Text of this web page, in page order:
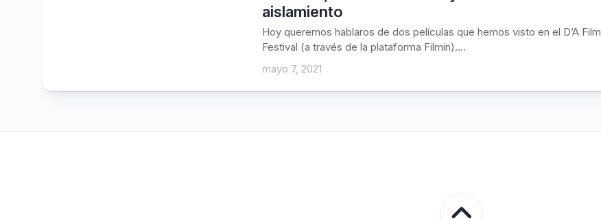
aislamiento
Hoy queremos hablaros de dos películas que hemos visto en el D’A Film
Festival (a través de la plataforma Filmin)....
mayo 7, 2021